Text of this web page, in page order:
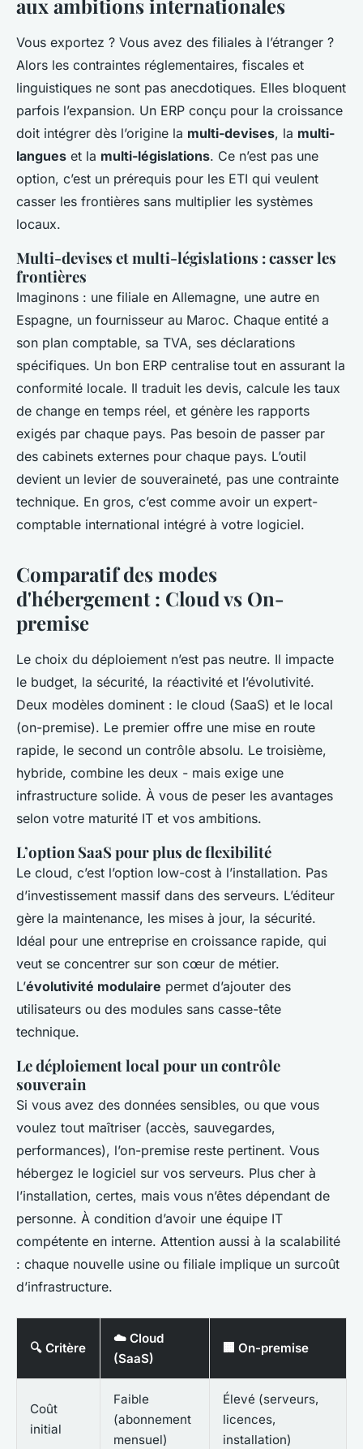
aux ambitions internationales
Vous exportez ? Vous avez des filiales à l’étranger ?
Alors les contraintes réglementaires, fiscales et
linguistiques ne sont pas anecdotiques. Elles bloquent
parfois l’expansion. Un ERP conçu pour la croissance
doit intégrer dès l’origine la multi-devises, la multi-
langues et la multi-législations. Ce n’est pas une
option, c’est un prérequis pour les ETI qui veulent
casser les frontières sans multiplier les systèmes
locaux.
Multi-devises et multi-législations : casser les
frontières
Imaginons : une filiale en Allemagne, une autre en
Espagne, un fournisseur au Maroc. Chaque entité a
son plan comptable, sa TVA, ses déclarations
spécifiques. Un bon ERP centralise tout en assurant la
conformité locale. Il traduit les devis, calcule les taux
de change en temps réel, et génère les rapports
exigés par chaque pays. Pas besoin de passer par
des cabinets externes pour chaque pays. L’outil
devient un levier de souveraineté, pas une contrainte
technique. En gros, c’est comme avoir un expert-
comptable international intégré à votre logiciel.
Comparatif des modes
d'hébergement : Cloud vs On-
premise
Le choix du déploiement n’est pas neutre. Il impacte
le budget, la sécurité, la réactivité et l’évolutivité.
Deux modèles dominent : le cloud (SaaS) et le local
(on-premise). Le premier offre une mise en route
rapide, le second un contrôle absolu. Le troisième,
hybride, combine les deux - mais exige une
infrastructure solide. À vous de peser les avantages
selon votre maturité IT et vos ambitions.
L’option SaaS pour plus de flexibilité
Le cloud, c’est l’option low-cost à l’installation. Pas
d’investissement massif dans des serveurs. L’éditeur
gère la maintenance, les mises à jour, la sécurité.
Idéal pour une entreprise en croissance rapide, qui
veut se concentrer sur son cœur de métier.
L’évolutivité modulaire permet d’ajouter des
utilisateurs ou des modules sans casse-tête
technique.
Le déploiement local pour un contrôle
souverain
Si vous avez des données sensibles, ou que vous
voulez tout maîtriser (accès, sauvegardes,
performances), l’on-premise reste pertinent. Vous
hébergez le logiciel sur vos serveurs. Plus cher à
l’installation, certes, mais vous n’êtes dépendant de
personne. À condition d’avoir une équipe IT
compétente en interne. Attention aussi à la scalabilité
: chaque nouvelle usine ou filiale implique un surcoût
d’infrastructure.
🔍 Critère
☁️ Cloud
(SaaS)
🏢 On-premise
Coût
initial
Faible
(abonnement
mensuel)
Élevé (serveurs,
licences,
installation)